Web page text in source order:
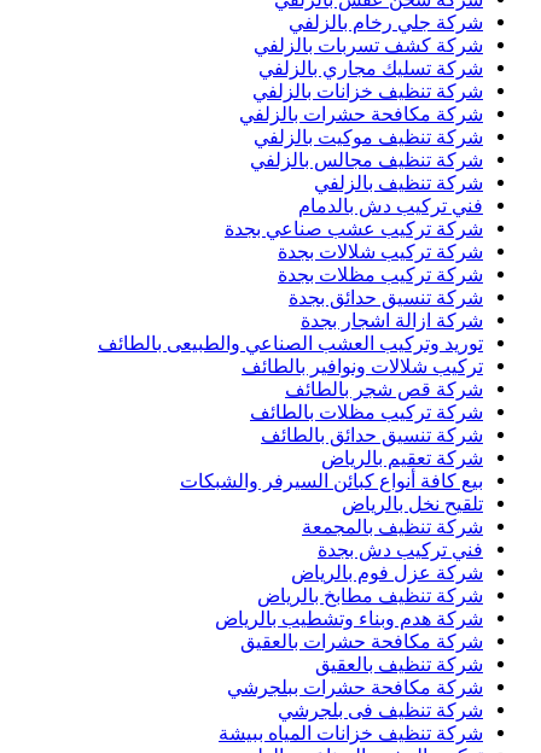
شركة جلي رخام بالزلفي
شركة كشف تسربات بالزلفي
شركة تسليك مجاري بالزلفي
شركة تنظيف خزانات بالزلفي
شركة مكافحة حشرات بالزلفي
شركة تنظيف موكيت بالزلفي
شركة تنظيف مجالس بالزلفي
شركة تنظيف بالزلفي
فني تركيب دش بالدمام
شركة تركيب عشب صناعي بجدة
شركة تركيب شلالات بجدة
شركة تركيب مظلات بجدة
شركة تنسيق حدائق بجدة
شركة ازالة اشجار بجدة
توريد وتركيب العشب الصناعي والطبيعى بالطائف
تركيب شلالات ونوافير بالطائف
شركة قص شجر بالطائف
شركة تركيب مظلات بالطائف
شركة تنسيق حدائق بالطائف
شركة تعقيم بالرياض
بيع كافة أنواع كبائن السيرفر والشبكات
تلقيح نخل بالرياض
شركة تنظيف بالمجمعة
فني تركيب دش بجدة
شركة عزل فوم بالرياض
شركة تنظيف مطابخ بالرياض
شركة هدم وبناء وتشطيب بالرياض
شركة مكافحة حشرات بالعقيق
شركة تنظيف بالعقيق
شركة مكافحة حشرات ببلجرشي
شركة تنظيف فى بلجرشي
شركة تنظيف خزانات المياه ببيشة